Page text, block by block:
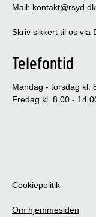
Mail: kontakt@rsyd.dk
Skriv sikkert til os via
Telefontid
Mandag - torsdag kl.
Fredag kl. 8.00 -
Cookiepolitik
Om hjemmesiden